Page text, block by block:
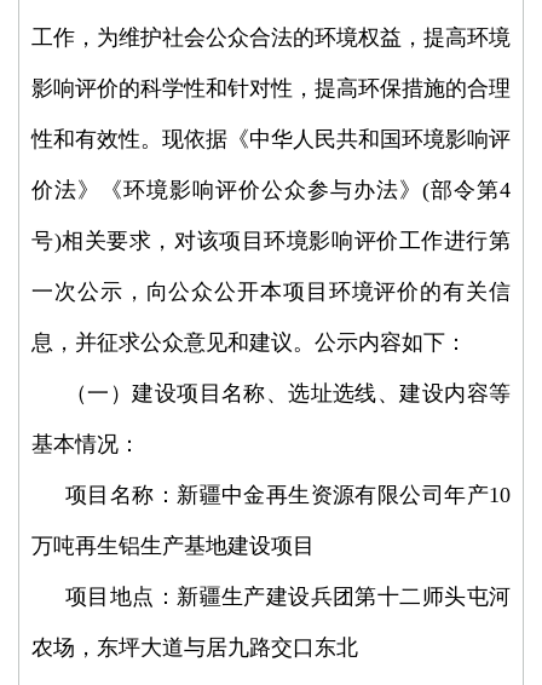
工作，为维护社会公众合法的环境权益，提高环境
影响评价的科学性和针对性，提高环保措施的合理
性和有效性。现依据《中华人民共和国环境影响评
价法》《环境影响评价公众参与办法》(部令第4
号)相关要求，对该项目环境影响评价工作进行第
一次公示，向公众公开本项目环境评价的有关信
息，并征求公众意见和建议。公示内容如下：
（一）建设项目名称、选址选线、建设内容等
基本情况：
项目名称：新疆中金再生资源有限公司年产10
万吨再生铝生产基地建设项目
项目地点：新疆生产建设兵团第十二师头屯河
农场，东坪大道与居九路交口东北